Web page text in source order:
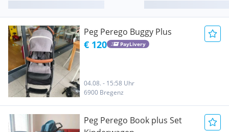
Peg Perego Buggy Plus
€ 120 PayLivery
04.08. - 15:58 Uhr
6900 Bregenz
Peg Perego Book plus Set